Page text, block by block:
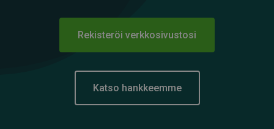
Rekisteröi verkkosivustosi
Katso hankkeemme